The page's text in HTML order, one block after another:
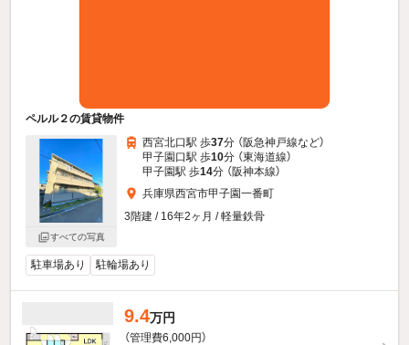
ペルル２の賃貸物件
すべての写真
西宮北口駅 歩37分 （阪急神戸線など）
甲子園口駅 歩10分 （東海道線）
甲子園駅 歩14分 （阪神本線）
兵庫県西宮市甲子園一番町
3階建 / 16年2ヶ月 / 軽量鉄骨
駐車場あり 駐輪場あり
9.4万円
（管理費6,000円）